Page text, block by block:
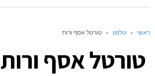
ראשי » טלפון » טורטל אסף ורות
טורטל אסף ורות